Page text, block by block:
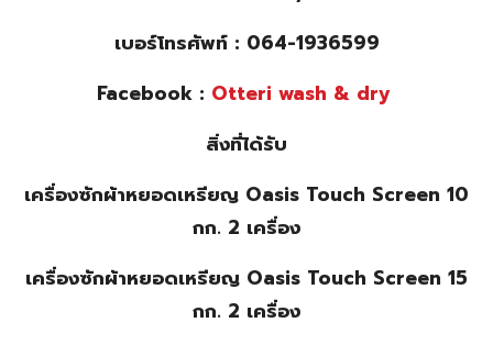
เบอร์โทรศัพท์ : 064-1936599
Facebook : Otteri wash & dry
สิ่งที่ได้รับ
เครื่องซักผ้าหยอดเหรียญ Oasis Touch Screen 10
กก. 2 เครื่อง
เครื่องซักผ้าหยอดเหรียญ Oasis Touch Screen 15
กก. 2 เครื่อง